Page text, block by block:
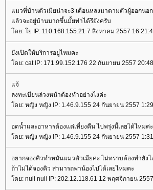
มวที่บ้านตัวเมียน่าจะ3 เดือนหลงมาตามตัวผู้ออกนอ
ล้วจะอยู่บ้านมากขึ้นมั้ยทำได้รึยังครับ
ดย: โย IP: 110.168.155.21 7 สิงหาคม 2557
ังเปิดให้บริการอยู่ไหมคะ
ดย: cat IP: 171.99.152.176 22 กันยายน 2557
จ้
ลงทะเบียนล่วงหน้าต้องทำอย่างไงค่ะ
ดย: หญิง หญิง IP: 1.46.9.155 24 กันยายน 2557
อดน้ำและอาหารต้องแต่เที่ยงคืน ไปพรุ่งนี้เลยได้ไหมค่ะ
ดย: หญิง หญิง IP: 1.46.9.155 24 กันยายน 2557
อยากจองคิวทำหมันแมวตัวเมียค่ะ ไม่ทราบต้องทำยัง
ถ้าไม่ได้จองคิว สามารถพาน้องไปได้เลยไหมคะ
ดย: nuii nuii IP: 202.12.118.61 12 พฤศจิกายน